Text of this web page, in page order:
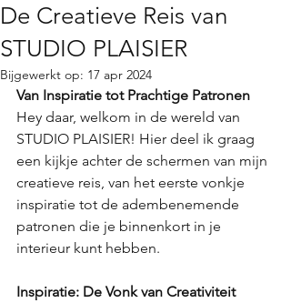
De Creatieve Reis van
STUDIO PLAISIER
Bijgewerkt op: 17 apr 2024
Van Inspiratie tot Prachtige Patronen
Hey daar, welkom in de wereld van
STUDIO PLAISIER! Hier deel ik graag
een kijkje achter de schermen van mijn
creatieve reis, van het eerste vonkje
inspiratie tot de adembenemende
patronen die je binnenkort in je
interieur kunt hebben.
Inspiratie: De Vonk van Creativiteit